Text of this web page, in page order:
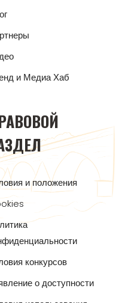
и Медиа Хаб
и положения
конкурсов
о доступности